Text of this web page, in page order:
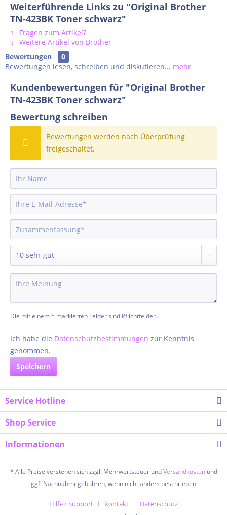
Weiterführende Links zu "Original Brother
TN-423BK Toner schwarz"
Fragen zum Artikel?
Weitere Artikel von Brother
Bewertungen
0
Bewertungen lesen, schreiben und diskutieren... mehr
Kundenbewertungen für "Original Brother
TN-423BK Toner schwarz"
Bewertung schreiben
Bewertungen werden nach Überprüfung
freigeschaltet.
Die mit einem * markierten Felder sind Pflichtfelder.
Ich habe die Datenschutzbestimmungen zur Kenntnis
genommen.
Speichern
Service Hotline
Shop Service
Informationen
* Alle Preise verstehen sich zzgl. Mehrwertsteuer undVersandkostenund
ggf. Nachnahmegebühren, wenn nicht anders beschrieben
Hilfe / Support Kontakt
Datenschutz